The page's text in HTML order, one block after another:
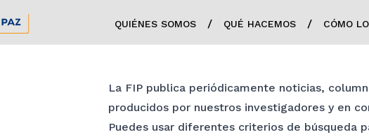
QUIÉNES SOMOS / QUÉ HACEMOS / CÓMO
La FIP publica periódicamente noticias,
producidos por nuestros investigadores y en
Puedes usar diferentes criterios de búsqueda